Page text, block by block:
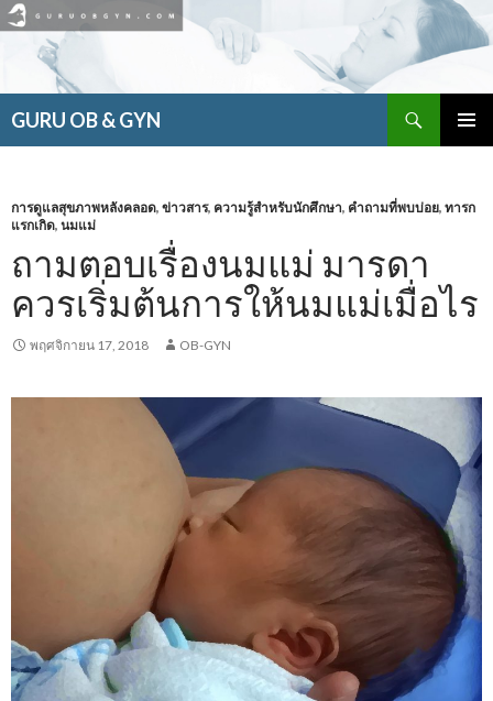
GURU OB & GYN
เนื้อหา
การดูแลสุขภาพหลังคลอด, ข่าวสาร, ความรู้สำหรับนักศึกษา, คำถามที่พบบ่อย, ทารก
แรกเกิด, นมแม่
ถามตอบเรื่องนมแม่ มารดา
ควรเริ่มต้นการให้นมแม่เมื่อไร
พฤศจิกายน 17, 2018 OB-GYN